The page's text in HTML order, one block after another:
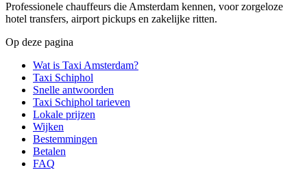
Professionele chauffeurs die Amsterdam kennen, voor zorgeloze
hotel transfers, airport pickups en zakelijke ritten.
Op deze pagina
Wat is Taxi Amsterdam?
Taxi Schiphol
Snelle antwoorden
Taxi Schiphol tarieven
Lokale prijzen
Wijken
Bestemmingen
Betalen
FAQ